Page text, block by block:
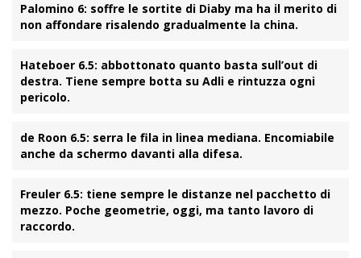
Palomino 6: soffre le sortite di Diaby ma ha il merito di
non affondare risalendo gradualmente la china.
Hateboer 6.5: abbottonato quanto basta sull’out di
destra. Tiene sempre botta su Adli e rintuzza ogni
pericolo.
de Roon 6.5: serra le fila in linea mediana. Encomiabile
anche da schermo davanti alla difesa.
Freuler 6.5: tiene sempre le distanze nel pacchetto di
mezzo. Poche geometrie, oggi, ma tanto lavoro di
raccordo.